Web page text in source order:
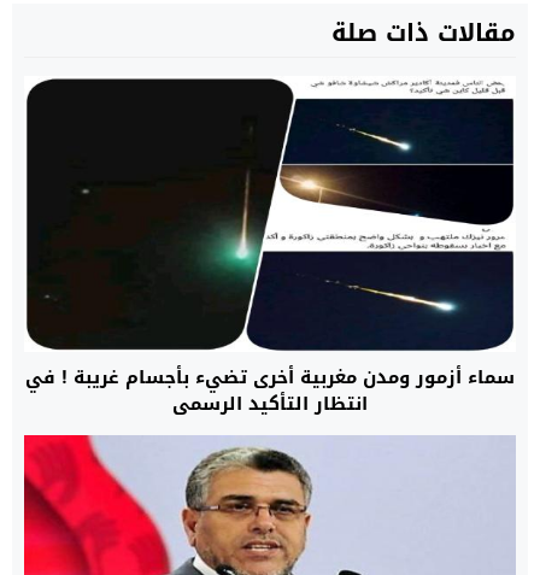
مقالات ذات صلة
سماء أزمور ومدن مغربية أخرى تضيء بأجسام غريبة ! في
انتظار التأكيد الرسمي